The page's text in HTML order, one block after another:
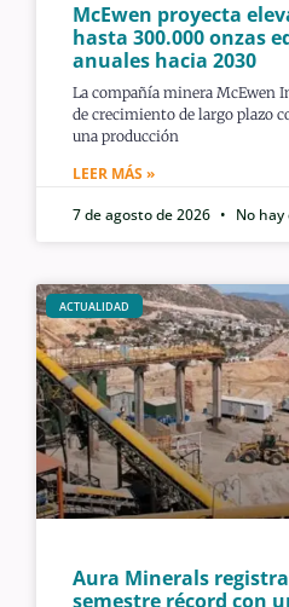
McEwen proyecta
hasta 300.000 onzas
anuales hacia 2030
La compañía minera McEwen
de crecimiento de largo plazo
una producción
LEER MÁS »
7 de agosto de 2026
No
ACTUALIDAD
Aura Minerals
semestre récord con